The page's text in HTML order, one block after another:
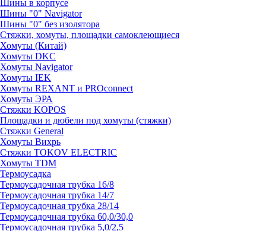
Шины в корпусе
Шины "0" Navigator
Шины "0" без изолятора
Стяжки, хомуты, площадки самоклеющиеся
Хомуты (Китай)
Хомуты DKC
Хомуты Navigator
Хомуты IEK
Хомуты REXANT и PROconnect
Хомуты ЭРА
Стяжки KOPOS
Площадки и дюбели под хомуты (стяжки)
Стяжки General
Хомуты Вихрь
Стяжки TOKOV ELECTRIC
Хомуты TDM
Термоусадка
Термоусадочная трубка 16/8
Термоусадочная трубка 14/7
Термоусадочная трубка 28/14
Термоусадочная трубка 60,0/30,0
Термоусадочная трубка 5,0/2,5